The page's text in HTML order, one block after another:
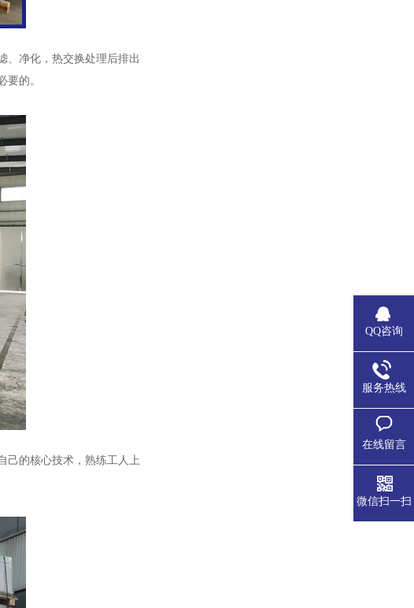
、净化，热交换处理后排出
的。
己的核心技术，熟练工人上
QQ咨询
服务热线
在线留言
微信扫一扫